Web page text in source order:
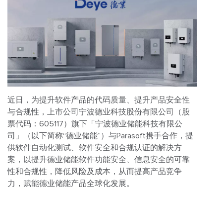
近日，为提升软件产品的代码质量、提升产品安全性
与合规性，上市公司宁波德业科技股份有限公司（股
票代码：605117）旗下「宁波德业储能科技有限公
司」（以下简称“德业储能”）与Parasoft携手合作，提
供软件自动化测试、软件安全和合规认证的解决方
案，以提升德业储能软件功能安全、信息安全的可靠
性和合规性，降低风险及成本，从而提高产品竞争
力，赋能德业储能产品全球化发展。